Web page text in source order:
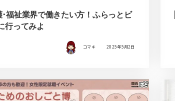
･福祉業界で働きたい方！ふらっとビ
行ってみよ
コマキ 2025年5月2日